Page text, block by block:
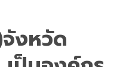
งหวัด